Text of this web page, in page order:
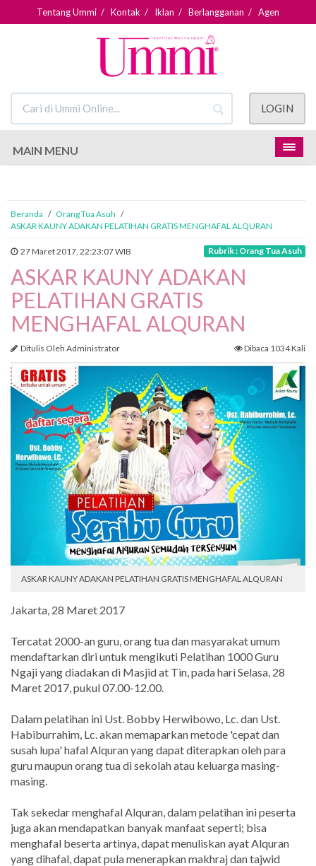
Tentang Ummi / Kontak / Iklan / Berlangganan / Agen
LOGIN
MAIN MENU
Beranda / Orang Tua Asuh /
ASKAR KAUNY ADAKAN PELATIHAN GRATIS MENGHAFAL ALQURAN
27 Maret 2017, 22:23:07 WIB Rubrik : Orang Tua Asuh
ASKAR KAUNY ADAKAN
PELATIHAN GRATIS
MENGHAFAL ALQURAN
Ditulis Oleh Administrator Dibaca 1034 Kali
ASKAR KAUNY ADAKAN PELATIHAN GRATIS MENGHAFAL ALQURAN
Jakarta, 28 Maret 2017
Tercatat 2000-an guru, orang tua dan masyarakat umum
mendaftarkan diri untuk mengikuti Pelatihan 1000 Guru
Ngaji yang diadakan di Masjid at Tin, pada hari Selasa, 28
Maret 2017, pukul 07.00-12.00.
Dalam pelatihan ini Ust. Bobby Herwibowo, Lc. dan Ust.
Habiburrahim, Lc. akan memaparkan metode 'cepat dan
susah lupa' hafal Alquran yang dapat diterapkan oleh para
guru maupun orang tua di sekolah atau keluarga masing-
masing.
Tak sekedar menghafal Alquran, dalam pelatihan ini peserta
juga akan mendapatkan banyak manfaat seperti; bisa
menghafal beserta artinya, dapat menuliskan ayat Alquran
yang dihafal, dapat pula menerapkan makhraj dan tajwid